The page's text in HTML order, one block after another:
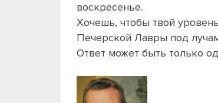
воскресенье.
Хочешь, чтобы твой
Печерской Лавры под
Ответ может быть только